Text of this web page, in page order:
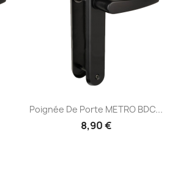
Aperçu rapide
Poignée De Porte METRO BDC...
8,90 €